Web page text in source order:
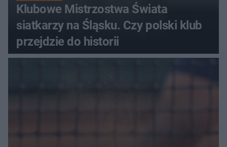
Klubowe Mistrzostwa Świata
siatkarzy na Śląsku. Czy polski klub
przejdzie do historii